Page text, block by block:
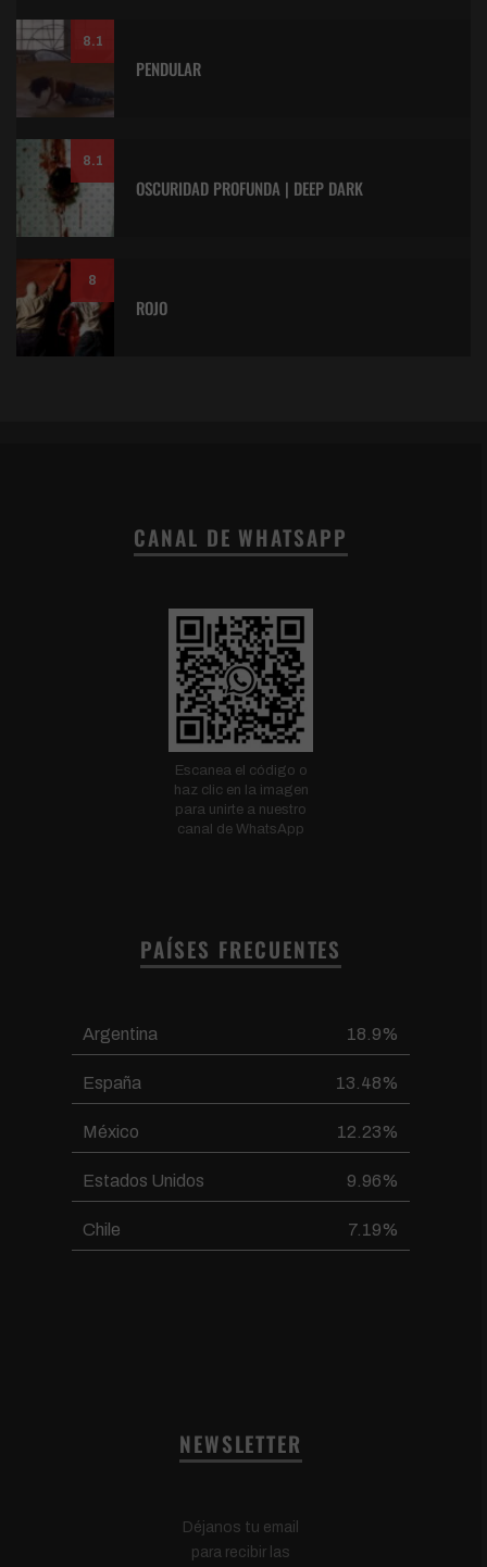
8.1
PENDULAR
8.1
OSCURIDAD PROFUNDA | DEEP DARK
8
ROJO
CANAL DE WHATSAPP
Escanea el código o
haz clic en la imagen
para unirte a nuestro
canal de WhatsApp
PAÍSES FRECUENTES
Argentina 18.9%
España 13.48%
México 12.23%
Estados Unidos 9.96%
Chile 7.19%
NEWSLETTER
Déjanos tu email
para recibir las